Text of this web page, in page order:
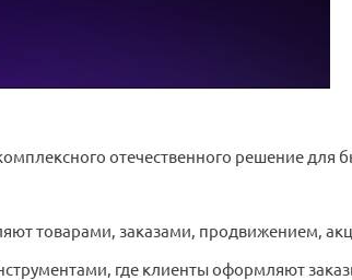
отечественного решение для
товарами, заказами, продвижением,
где клиенты оформляют